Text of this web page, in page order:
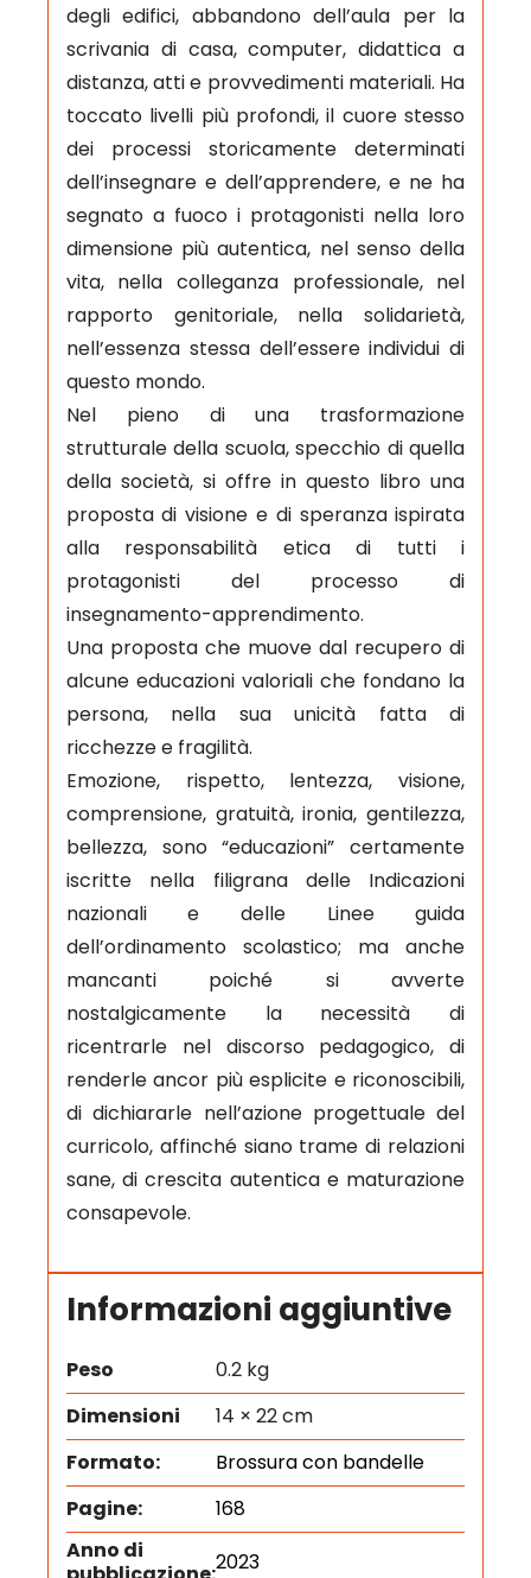
degli edifici, abbandono dell’aula per la
scrivania di casa, computer, didattica a
distanza, atti e provvedimenti materiali. Ha
toccato livelli più profondi, il cuore stesso
dei processi storicamente determinati
dell’insegnare e dell’apprendere, e ne ha
segnato a fuoco i protagonisti nella loro
dimensione più autentica, nel senso della
vita, nella colleganza professionale, nel
rapporto genitoriale, nella solidarietà,
nell’essenza stessa dell’essere individui di
questo mondo.
Nel pieno di una trasformazione
strutturale della scuola, specchio di quella
della società, si offre in questo libro una
proposta di visione e di speranza ispirata
alla responsabilità etica di tutti i
protagonisti del processo di
insegnamento-apprendimento.
Una proposta che muove dal recupero di
alcune educazioni valoriali che fondano la
persona, nella sua unicità fatta di
ricchezze e fragilità.
Emozione, rispetto, lentezza, visione,
comprensione, gratuità, ironia, gentilezza,
bellezza, sono “educazioni” certamente
iscritte nella filigrana delle Indicazioni
nazionali e delle Linee guida
dell’ordinamento scolastico; ma anche
mancanti poiché si avverte
nostalgicamente la necessità di
ricentrarle nel discorso pedagogico, di
renderle ancor più esplicite e riconoscibili,
di dichiararle nell’azione progettuale del
curricolo, affinché siano trame di relazioni
sane, di crescita autentica e maturazione
consapevole.
Informazioni aggiuntive
Peso
0.2 kg
Dimensioni
14 × 22 cm
Formato:
Brossura con bandelle
Pagine:
168
Anno di
2023